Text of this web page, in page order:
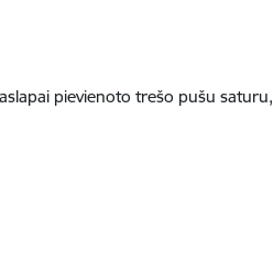
pievienoto trešo pušu saturu,